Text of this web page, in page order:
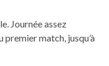
Journée assez
match, jusqu’à